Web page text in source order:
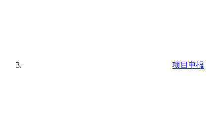
项目申报